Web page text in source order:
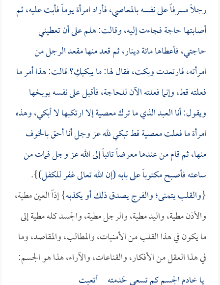
رجلاً مسرفاً على نفسه بالمعاصي، فأراد امرأة يوماً فأبت عليه، ثم
أصابتها حاجة فجاءت إليه، وقالت: هلم على أن تعطيني
حاجتي، فأعطاها مائة دينار، ثم قعد منها مقعد الرجل من
امرأته، فارتعدت وبكت، فقال لها: ما يبكيكِ؟ قالت: هذا أمر ما
فعلته قط، وإنما فعلته الآن للحاجة، فأقبل على نفسه يوبخها
ويقول: أنا العبد الذي ما ترك معصية إلا ارتكبها لا أبكي، وهذه
امرأة ما فعلت معصية قط تبكي لله عز وجل أنا أحق بالخوف
منها، ثم قام من عندها معرضاً تائباً إلى الله عز وجل فمات من
ساعته فأصبح مكتوباً على بابه (إن الله تعالى غفر للكفل)}.
{والقلب يتمنى؛ والفرج يصدق ذلك أو يكذبه} إذاً العين مطية،
والأذن مطية، واليد مطية، والرجل مطية، والجسد كله مطية إلى
ما يكون في هذا القلب من الأمنيات، والمطالب، والمقاصد، وما
في هذا العقل من الأفكار، والقناعات، والآراء، هذا هو الجسم:
يا خادم الجسم كم تسعى لخدمته أتعبت